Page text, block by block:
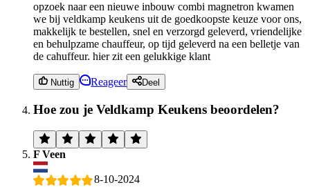
opzoek naar een nieuwe inbouw combi magnetron kwamen
we bij veldkamp keukens uit de goedkoopste keuze voor ons,
makkelijk te bestellen, snel en verzorgd geleverd, vriendelijke
en behulpzame chauffeur, op tijd geleverd na een belletje van
de cahuffeur. hier zit een gelukkige klant
Nuttig Reageer Deel
Hoe zou je Veldkamp Keukens beoordelen?
F Veen
8-10-2024